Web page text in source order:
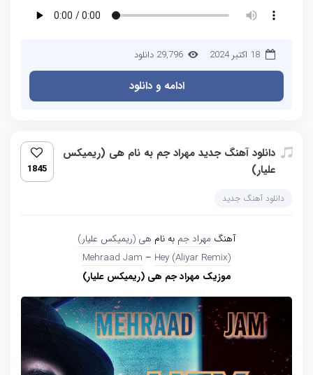
18 اکتبر 2024 29,796 دانلود
ادامه و دانلود
دانلود آهنگ جدید مهراد جم به نام هی (ریمیکس
علیار)
1845
دانلود آهنگ جدید
آهنگ مهراد جم به نام هی (ریمیکس علیار)
Mehraad Jam – Hey (Aliyar Remix)
موزیک مهراد جم هی (ریمیکس علیار)